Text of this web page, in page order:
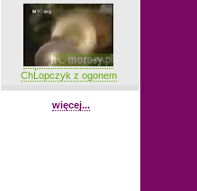
ChĹopczyk z ogonem
więcej...